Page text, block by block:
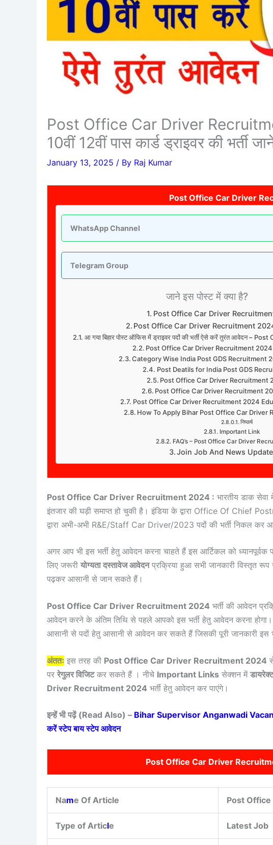
Post Office Car Driver
10वीं 12वीं पास कार्ड ड्राइवर की भर्ती
January 13, 2025 / By Raj Kumar
Post Office Car Driver
WhatsApp Channel
Telegram Group
जाने इस पोस्ट में क्या है?
Post Office Car Driver
Post Office Car Driver Recruitment
आ गया बिहार पोस्ट ऑफिस में ड्राइवर पदों की भर्ती ऐसे करें तुरंत आवेदन –
Post Office Car Driver Recruitment
Category Wise India Post GDS Recruitment
Post Deatils for India Post GDS
Post Office Car Driver Recruitment
Post Office Car Driver Recruitment
Post Office Car Driver Recruitment 2024
How To Apply Bihar Post Office Car Driver
निष्कर्ष
Important Link
FAQ’s – Post Office Car Driver
Join Job And News Update
Post Office Car Driver Recruitment 2024 : भारतीय डाक सेवा
इंतजार की घड़ी समाप्त हो चुकी है। इंडिया के द्वारा Office Of
द्वारा अभी-अभी R&E/Staff Car Driver/2023 पदों की भर्ती निकल कर
अगर आप भी इस भर्ती हेतु आवेदन करना चाहते हैं इस आर्टिकल को
लिए जरूरी योग्यता दस्तावेज आवेदनप्रक्रिया हुआ सभी जानकारी विस्तृत
पढ़कर आसानी से जान सकते हैं।
Post Office Car Driver Recruitment 2024 भर्ती की आवेदन
आवेदन करने के अंतिम तिथि से पहले आपको इस भर्ती हेतु आवेदन करना होगा।
आसानी से पदों हेतु आसानी से आवेदन कर सकते हैं जिसकी पूरी जानकारी इस
अंततः इस तरह की Post Office Car Driver Recruitment 2024
पर रेगुलर विजिटकर सकते हैं । नीचे Important Links सेक्शन में
Driver Recruitment 2024 भर्ती हेतु आवेदन कर पाएंगे।
इन्हें भी पढ़ें (Read Also) – Bihar Supervisor Anganwadi
करें स्टेप बाय स्टेप आवेदन
Post Office Car Driver
Name Of Article Post
Type of Article Latest Job